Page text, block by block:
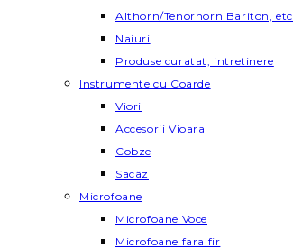
Althorn/Tenorhorn Bariton, etc
Naiuri
Produse curatat, intretinere
Instrumente cu Coarde
Viori
Accesorii Vioara
Cobze
Sacâz
Microfoane
Microfoane Voce
Microfoane fara fir